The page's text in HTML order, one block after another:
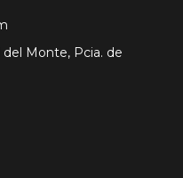
Monte, Pcia. de